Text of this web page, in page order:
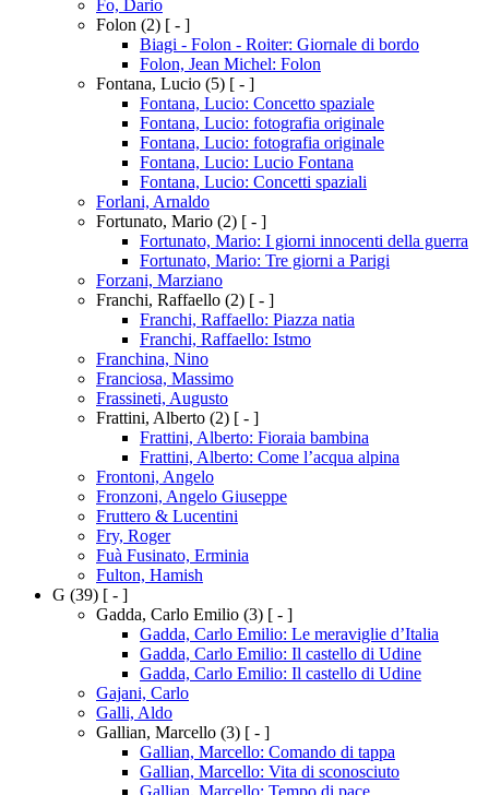
Fo, Dario
Folon (2) [ - ]
Biagi - Folon - Roiter: Giornale di bordo
Folon, Jean Michel: Folon
Fontana, Lucio (5) [ - ]
Fontana, Lucio: Concetto spaziale
Fontana, Lucio: fotografia originale
Fontana, Lucio: fotografia originale
Fontana, Lucio: Lucio Fontana
Fontana, Lucio: Concetti spaziali
Forlani, Arnaldo
Fortunato, Mario (2) [ - ]
Fortunato, Mario: I giorni innocenti della guerra
Fortunato, Mario: Tre giorni a Parigi
Forzani, Marziano
Franchi, Raffaello (2) [ - ]
Franchi, Raffaello: Piazza natia
Franchi, Raffaello: Istmo
Franchina, Nino
Franciosa, Massimo
Frassineti, Augusto
Frattini, Alberto (2) [ - ]
Frattini, Alberto: Fioraia bambina
Frattini, Alberto: Come l’acqua alpina
Frontoni, Angelo
Fronzoni, Angelo Giuseppe
Fruttero & Lucentini
Fry, Roger
Fuà Fusinato, Erminia
Fulton, Hamish
G (39) [ - ]
Gadda, Carlo Emilio (3) [ - ]
Gadda, Carlo Emilio: Le meraviglie d’Italia
Gadda, Carlo Emilio: Il castello di Udine
Gadda, Carlo Emilio: Il castello di Udine
Gajani, Carlo
Galli, Aldo
Gallian, Marcello (3) [ - ]
Gallian, Marcello: Comando di tappa
Gallian, Marcello: Vita di sconosciuto
Gallian, Marcello: Tempo di pace